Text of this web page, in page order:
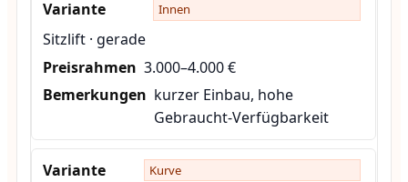
Innen
Sitzlift · gerade
3.000–4.000 €
kurzer Einbau, hohe
Gebraucht-Verfügbarkeit
Kurve